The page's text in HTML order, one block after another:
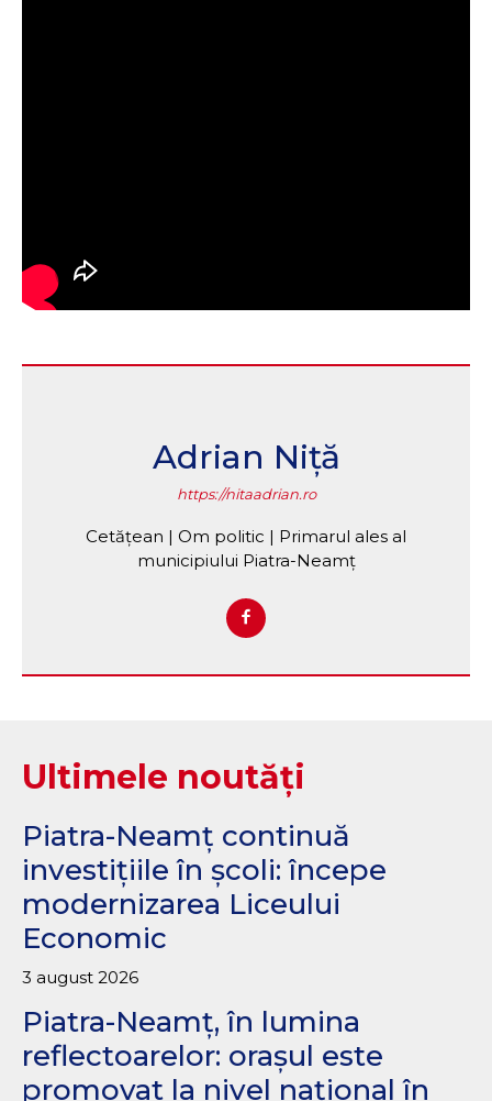
Adrian Niță
https://nitaadrian.ro
Cetățean | Om politic | Primarul ales al
municipiului Piatra-Neamț
Ultimele noutăți
Piatra-Neamț continuă
investițiile în școli: începe
modernizarea Liceului
Economic
3 august 2026
Piatra-Neamț, în lumina
reflectoarelor: orașul este
promovat la nivel național în